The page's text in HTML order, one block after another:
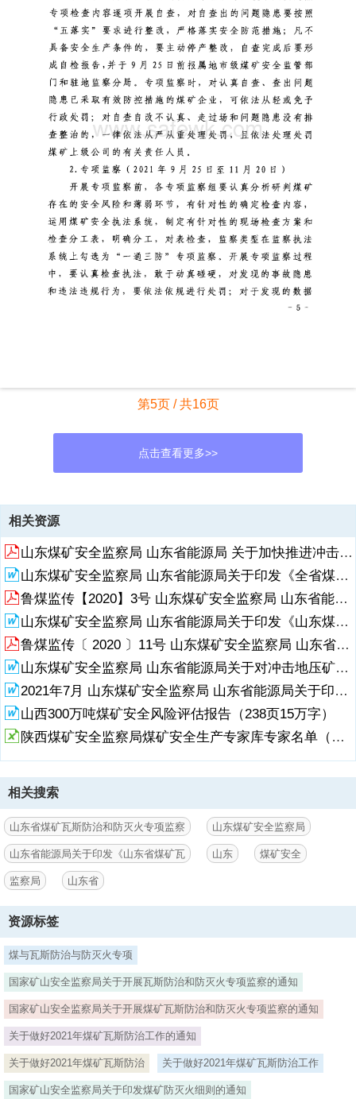
第5页 / 共16页
点击查看更多>>
资源描述
相关资源
山东煤矿安全监察局 山东省能源局 关于加快推进冲击地压矿井智能化工作的通知
山东煤矿安全监察局 山东省能源局关于印发《全省煤矿安全生产经营单位“学法规、抓落实、强管理”活动实施方案》的通知
鲁煤监传【2020】3号 山东煤矿安全监察局 山东省能源局关于山东省莱芜辛庄煤矿有限公司“6.4”顶板事故的通报
山东煤矿安全监察局 山东省能源局关于印发《山东煤矿重大安全风险分析预判防控办法（试行）》的通知鲁煤监政法〔2020〕27号
鲁煤监传〔 2020 〕11号 山东煤矿安全监察局 山东省能源局关于滕州郭庄矿业有限责任公司锦丘煤矿“11.29”事故的通报
山东煤矿安全监察局 山东省能源局关于对冲击地压矿井智能化工作实施方案核查的通知
2021年7月 山东煤矿安全监察局 山东省能源局关于印发《煤矿采掘工作面遇断层等构造带安全防治规定（试行）》的通知
山西300万吨煤矿安全风险评估报告（238页15万字）
陕西煤矿安全监察局煤矿安全生产专家库专家名单（第一批）
相关搜索
山东省煤矿瓦斯防治和防灭火专项监察 山东煤矿安全监察局
山东省能源局关于印发《山东省煤矿瓦 山东 煤矿安全
监察局 山东省
资源标签
煤与瓦斯防治与防灭火专项
国家矿山安全监察局关于开展瓦斯防治和防灭火专项监察的通知
国家矿山安全监察局关于开展煤矿瓦斯防治和防灭火专项监察的通知
关于做好2021年煤矿瓦斯防治工作的通知
关于做好2021年煤矿瓦斯防治 关于做好2021年煤矿瓦斯防治工作
国家矿山安全监察局关于印发煤矿防灭火细则的通知